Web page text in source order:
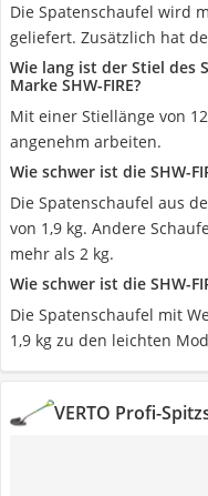
Die Spatenschaufel wird
geliefert. Zusätzlich hat
Wie lang ist der Stiel des
Marke SHW-FIRE?
Mit einer Stiellänge von
angenehm arbeiten.
Wie schwer ist die SHW-
Die Spatenschaufel aus
von 1,9 kg. Andere
mehr als 2 kg.
Wie schwer ist die SHW-
Die Spatenschaufel mit
1,9 kg zu den leichten
VERTO Profi-